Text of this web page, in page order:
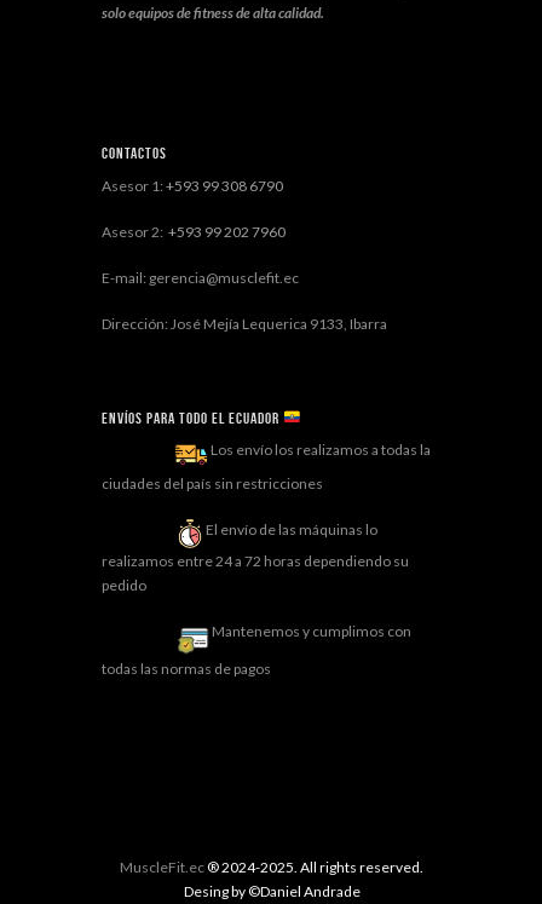
solo equipos de fitness de alta calidad.
Contactos
Asesor 1: +593 99 308 6790
Asesor 2: +593 99 202 7960
E-mail: gerencia@musclefit.ec
Dirección: José Mejía Lequerica 9133, Ibarra
Envíos para todo el ECUADOR
Los envío los realizamos a todas la
ciudades del país sin restricciones
El envío de las máquinas lo
realizamos entre 24 a 72 horas dependiendo su
pedido
Mantenemos y cumplimos con
todas las normas de pagos
MuscleFit.ec® 2024-2025. All rights reserved.
Desing by ©Daniel Andrade